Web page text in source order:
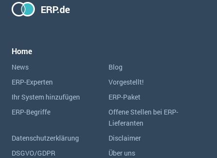
ERP.de
Home
News
Blog
ERP-Experten
Vorgestellt!
Ihr System hinzufügen
ERP-Paket
ERP-Begriffe
Offene Stellen bei ERP-
Lieferanten
Datenschutzerklärung
Disclaimer
DSGVO/GDPR
Über uns